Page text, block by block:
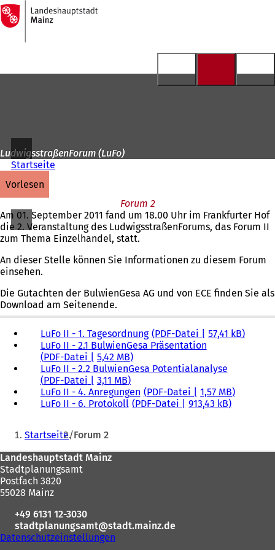
Inhalt anspringen
Zur
Startseite
LudwigsstraßenForum (LuFo)
Startseite
vorlesen
Forum 2
Am 01. September 2011 fand um 18.00 Uhr im Frankfurter Hof
die 2. Veranstaltung des LudwigsstraßenForums, das Forum II
zum Thema Einzelhandel, statt.
An dieser Stelle können Sie Informationen zu diesem Forum
einsehen.
Die Gutachten der BulwienGesa AG und von ECE finden Sie als
Download am Seitenende.
LuFo II - 1. Tagesordnung PDF-Datei
57,41 kB
LuFo II - 2.1 BulwienGesa Präsentation
PDF-Datei
5,42 MB
LuFo II - 2.2 BulwienGesa Potentialanalyse
PDF-Datei
3,11 MB
LuFo II - 4. Anregungen PDF-Datei
1,57 MB
LuFo II - 6. Protokoll PDF-Datei 913,43 kB
Sie
befinden
sich
hier:
Startseite Forum 2
Fußbereich
Landeshauptstadt Mainz
Stadtplanungsamt
Postfach 3820
55028 Mainz
+49 6131 12-3030
stadtplanungsamt
stadt.mainz de
Datenschutzeinstellungen